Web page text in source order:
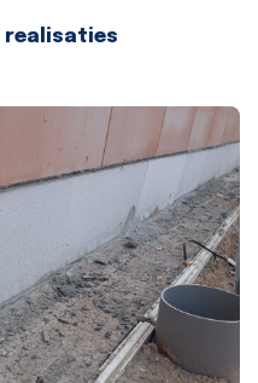
realisaties